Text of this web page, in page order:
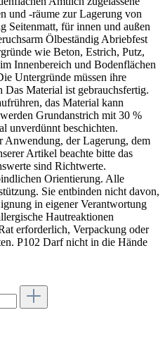
und -räume zur Lagerung von
Seitenmatt, für innen und außen
Ölbeständig Abriebfest
wie Beton, Est­rich, Putz,
Innen­bereich und Bodenflächen
Untergründe müssen ihre
Das Material ist ge­brauchs­fertig.
das Material kann
Grundanstrich mit 30 %
unverdünnt beschichten.
der Lagerung, dem
Artikel beachte bitte das
sind Richtwerte.
Orientierung. Alle
Sie entbinden nicht davon,
in eigener Verantwortung
Hautreaktionen
erforderlich, Verpackung oder
P102 Darf nicht in die Hände